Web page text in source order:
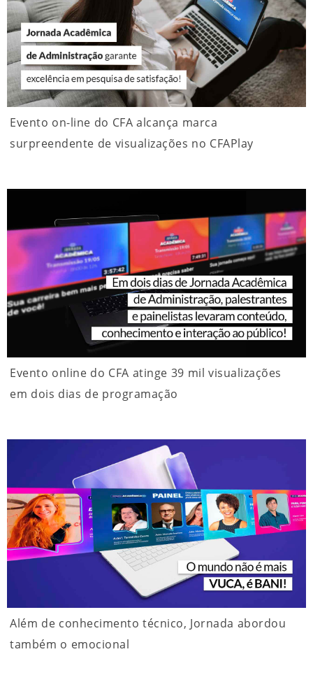
Evento on-line do CFA alcança marca
surpreendente de visualizações no CFAPlay
Evento online do CFA atinge 39 mil visualizações
em dois dias de programação
Além de conhecimento técnico, Jornada abordou
também o emocional